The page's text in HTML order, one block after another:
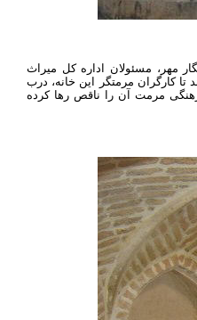
مهر، مسئولان اداره کل میراث
کارگران مرمتگر این خانه، درب
مرمت آن را ناقص رها کرده